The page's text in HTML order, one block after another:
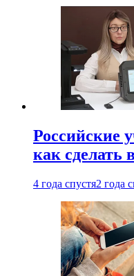
Российские
как сделать
4 года спустя2 года